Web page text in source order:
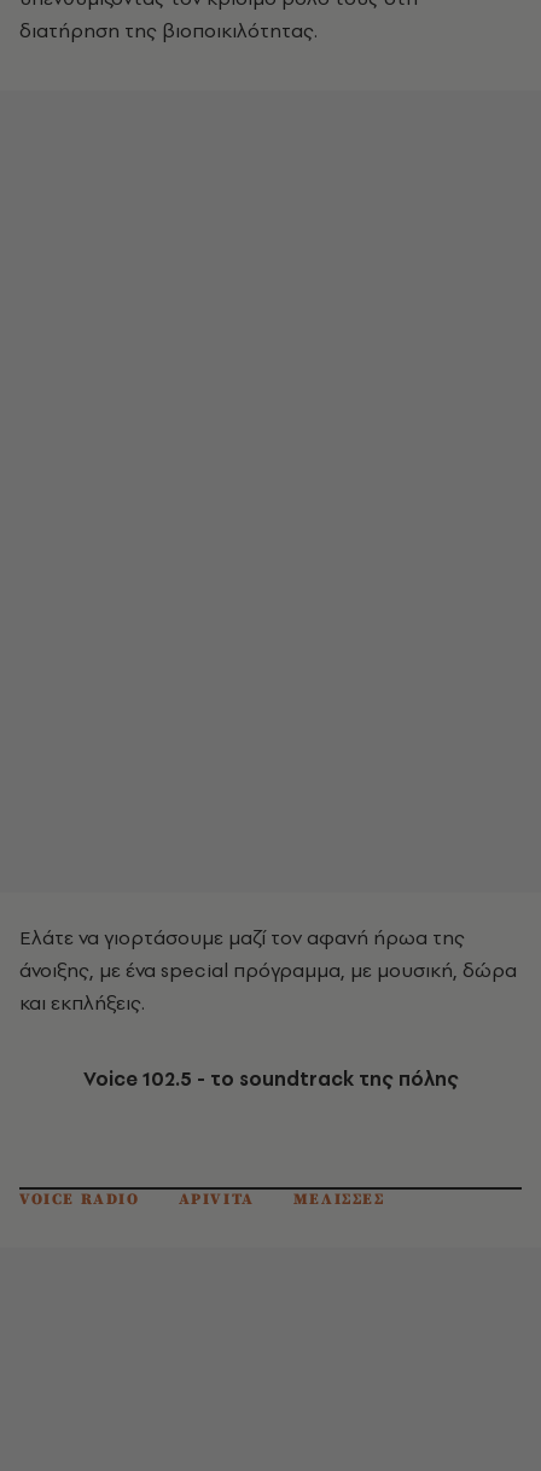
διατήρηση της βιοποικιλότητας.
Ελάτε να γιορτάσουμε μαζί τον αφανή ήρωα της
άνοιξης, με ένα special πρόγραμμα, με μουσική, δώρα
και εκπλήξεις.
Voice 102.5 - το soundtrack της πόλης
VOICE RADIO APIVITA ΜΕΛΙΣΣΕΣ